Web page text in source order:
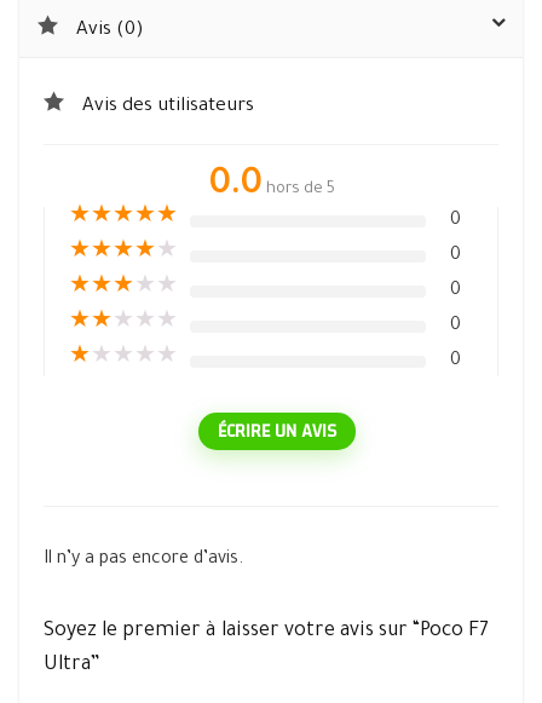
Avis (0)
Avis des utilisateurs
0.0 hors de 5
★★★★★ 0
★★★★★ 0
★★★★ ★ 0
★★★ ★ ★ 0
★★ ★ ★ ★ 0
ÉCRIRE UN AVIS
Il n’y a pas encore d’avis.
Soyez le premier à laisser votre avis sur “Poco F7
Ultra”